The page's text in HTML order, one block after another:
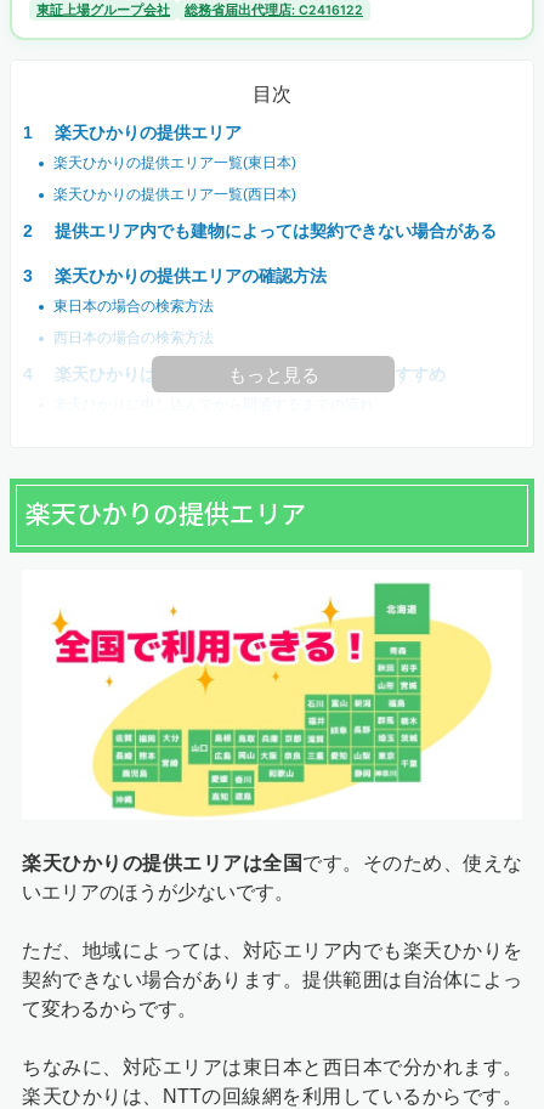
東証上場グループ会社 総務省届出代理店: C2416122
目次
楽天ひかりの提供エリア
楽天ひかりの提供エリア一覧(東日本)
楽天ひかりの提供エリア一覧(西日本)
提供エリア内でも建物によっては契約できない場合がある
楽天ひかりの提供エリアの確認方法
東日本の場合の検索方法
西日本の場合の検索方法
楽天ひかりは楽天ポイントを貯めたい人におすすめ
もっと見る
楽天ひかりの提供エリア
楽天ひかりの提供エリアは全国です。そのため、使えな
いエリアのほうが少ないです。
ただ、地域によっては、対応エリア内でも楽天ひかりを
契約できない場合があります。提供範囲は自治体によっ
て変わるからです。
ちなみに、対応エリアは東日本と西日本で分かれます。
楽天ひかりは、NTTの回線網を利用しているからです。